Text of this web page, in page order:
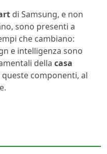
di Samsung, e non
sono presenti a
che cambiano:
e intelligenza sono
della casa
queste componenti, al